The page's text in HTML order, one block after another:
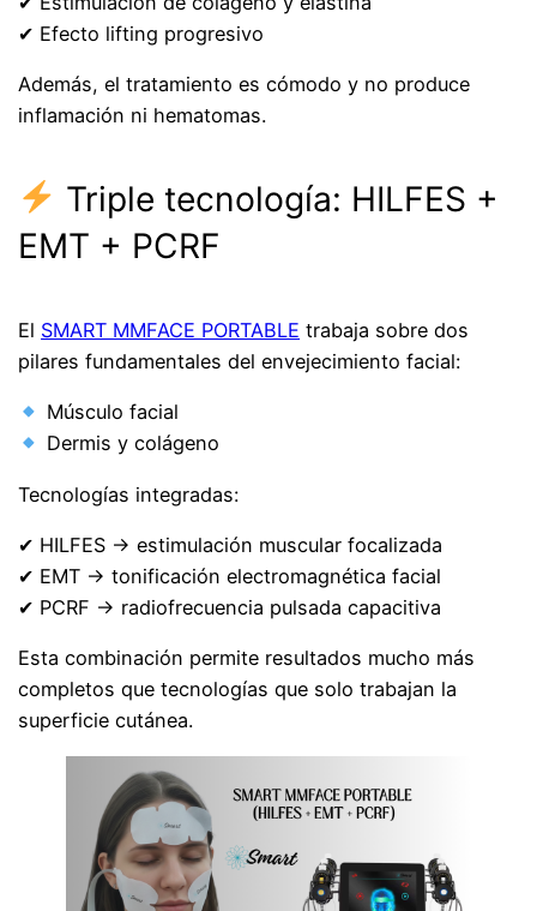
✔ Efecto lifting progresivo
Además, el tratamiento es cómodo y no produce
inflamación ni hematomas.
Triple tecnología: HILFES +
EMT + PCRF
El SMART MMFACE PORTABLE trabaja sobre dos
pilares fundamentales del envejecimiento facial:
Músculo facial
Dermis y colágeno
Tecnologías integradas:
✔ HILFES → estimulación muscular focalizada
✔ EMT → tonificación electromagnética facial
✔ PCRF → radiofrecuencia pulsada capacitiva
Esta combinación permite resultados mucho más
completos que tecnologías que solo trabajan la
superficie cutánea.